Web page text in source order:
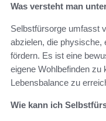
Was versteht man
Selbstfürsorge umfasst
abzielen, die physische,
fördern. Es ist eine
eigene Wohlbefinden
Lebensbalance zu
Wie kann ich